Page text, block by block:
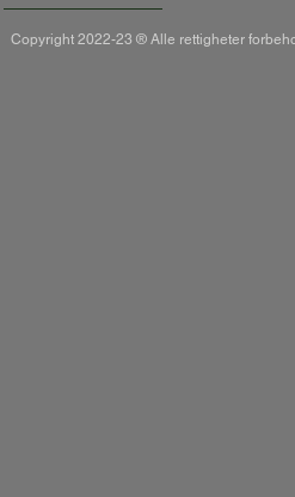
Copyright 2022-23 ® Alle rettigheter